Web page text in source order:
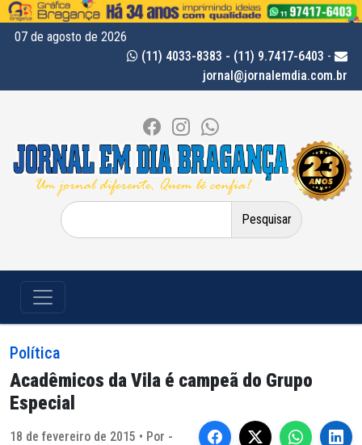
07 de agosto de 2026
(11) 4033-8383 - (11) 9.7417-6403 -
jornal@jornalemdia.com.br
Pesquisar
por:
Política
Acadêmicos da Vila é campeã do Grupo
Especial
18 de fevereiro de 2015 • Por -